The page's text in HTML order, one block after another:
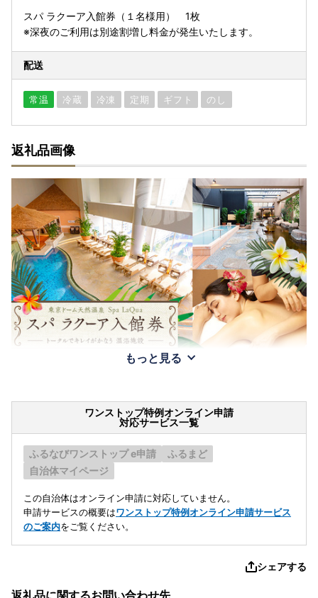
スパ ラクーア入館券（１名様用） 1枚
※深夜のご利用は別途割増し料金が発生いたします。
配送
常温 冷蔵 冷凍 定期 ギフト のし
返礼品画像
もっと見る
ワンストップ特例オンライン申請
対応サービス一覧
ふるなびワンストップ e申請
ふるまど
自治体マイページ
この自治体はオンライン申請に対応していません。
申請サービスの概要はワンストップ特例オンライン申請サービス
のご案内をご覧ください。
シェアする